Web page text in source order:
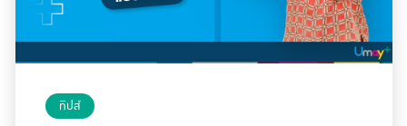
ทิปส์